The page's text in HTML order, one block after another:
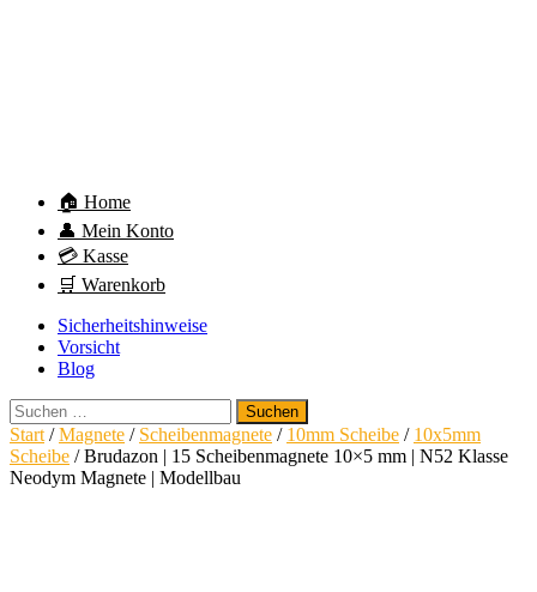
🏠 Home
👤 Mein Konto
💳 Kasse
🛒 Warenkorb
Sicherheitshinweise
Vorsicht
Blog
Suchen
nach:
Start /Magnete / Scheibenmagnete / 10mm Scheibe / 10x5mm
Scheibe / Brudazon | 15 Scheibenmagnete 10×5 mm | N52 Klasse
Neodym Magnete | Modellbau